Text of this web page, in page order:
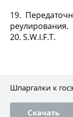
19.
реулирования.
20. S.W.I.F.T.
Шпаргалки к
Скачать